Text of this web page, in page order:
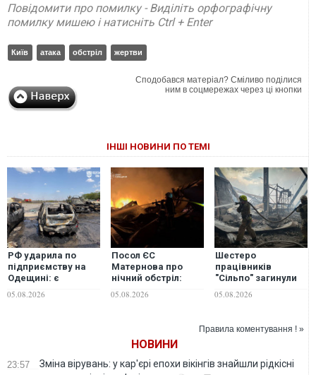
Повідомити про помилку - Виділіть орфографічну
помилку мишею і натисніть Ctrl + Enter
Київ атака обстріл жертви
Сподобався матеріал? Сміливо поділися
ним в соцмережах через ці кнопки
ІНШІ НОВИНИ ПО ТЕМІ
РФ ударила по
підприємству на
Одещині: є
загиблий та
постраждалі
05.08.2026
Посол ЄС
Матернова про
нічний обстріл:
"Росія намагається
зламати Київ"
05.08.2026
Шестеро
працівників
"Сільпо" загинули
від російського
удару цієї ночі
05.08.2026
Правила коментування ! »
НОВИНИ
23:57
Зміна вірувань: у кар'єрі епохи вікінгів знайшли рідкісні